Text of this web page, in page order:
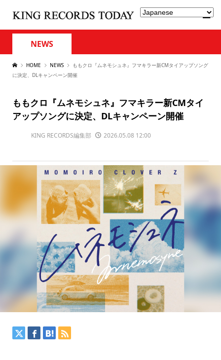
NEWS
HOME NEWS
ももクロ『ムネモシュネ』フマキラー新CMタイアップソング
に決定、DLキャンペーン開催
ももクロ『ムネモシュネ』フマキラー新CMタイ
アップソングに決定、DLキャンペーン開催
KING RECORDS編集部 2026.05.08 12:00